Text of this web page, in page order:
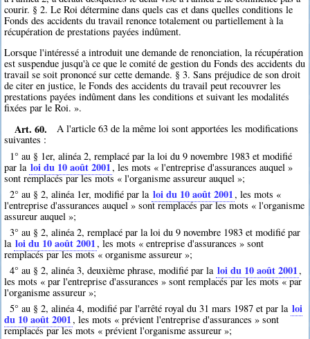
courir. § 2. Le Roi détermine dans quels cas et dans quelles conditions le
Fonds des accidents du travail renonce totalement ou partiellement à la
récupération de prestations payées indûment.
Lorsque l'intéressé a introduit une demande de renonciation, la récupération
est suspendue jusqu'à ce que le comité de gestion du Fonds des accidents du
travail se soit prononcé sur cette demande. § 3. Sans préjudice de son droit
de citer en justice, le Fonds des accidents du travail peut recouvrer les
prestations payées indûment dans les conditions et suivant les modalités
fixées par le Roi. ».
Art. 60.
A l'article 63 de la même loi sont apportées les modifications
suivantes :
1° au § 1er, alinéa 2, remplacé par la loi du 9 novembre 1983 et modifié
par la loi du 10 août 2001, les mots « l'entreprise d'assurances auquel »
sont remplacés par les mots « l'organisme assureur auquel »;
2° au § 2, alinéa 1er, modifié par la loi du 10 août 2001, les mots «
l'entreprise d'assurances auquel » sont remplacés par les mots « l'organisme
assureur auquel »;
3° au § 2, alinéa 2, remplacé par la loi du 9 novembre 1983 et modifié par
la loi du 10 août 2001, les mots « entreprise d'assurances » sont
remplacés par les mots « organisme assureur »;
4° au § 2, alinéa 3, deuxième phrase, modifié par la loi du 10 août 2001,
les mots « par l'entreprise d'assurances » sont remplacés par les mots « par
l'organisme assureur »;
5° au § 2, alinéa 4, modifié par l'arrêté royal du 31 mars 1987 et par la loi
du 10 août 2001, les mots « prévient l'entreprise d'assurances » sont
remplacés par les mots « prévient l'organisme assureur »;